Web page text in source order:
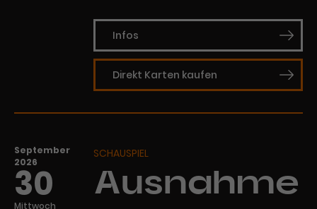
Infos
Direkt Karten kaufen
September
2026
30
Mittwoch
SCHAUSPIEL
Ausnahme